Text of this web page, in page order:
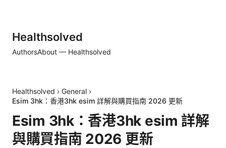
Healthsolved
AuthorsAbout — Healthsolved
Healthsolved › General ›
Esim 3hk：香港3hk esim 詳解與購買指南 2026 更新
Esim 3hk：香港3hk esim 詳解
與購買指南 2026 更新